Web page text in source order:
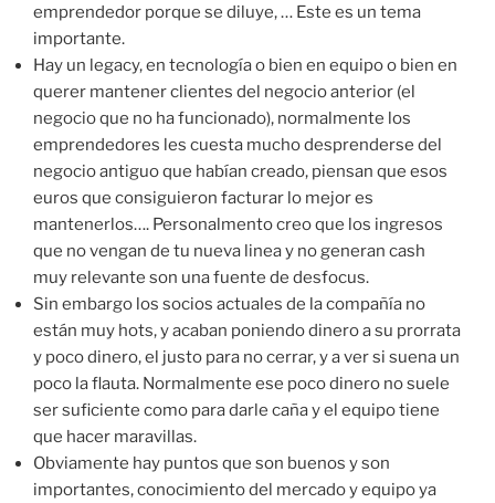
emprendedor porque se diluye, … Este es un tema
importante.
Hay un legacy, en tecnología o bien en equipo o bien en
querer mantener clientes del negocio anterior (el
negocio que no ha funcionado), normalmente los
emprendedores les cuesta mucho desprenderse del
negocio antiguo que habían creado, piensan que esos
euros que consiguieron facturar lo mejor es
mantenerlos…. Personalmento creo que los ingresos
que no vengan de tu nueva linea y no generan cash
muy relevante son una fuente de desfocus.
Sin embargo los socios actuales de la compañía no
están muy hots, y acaban poniendo dinero a su prorrata
y poco dinero, el justo para no cerrar, y a ver si suena un
poco la flauta. Normalmente ese poco dinero no suele
ser suficiente como para darle caña y el equipo tiene
que hacer maravillas.
Obviamente hay puntos que son buenos y son
importantes, conocimiento del mercado y equipo ya